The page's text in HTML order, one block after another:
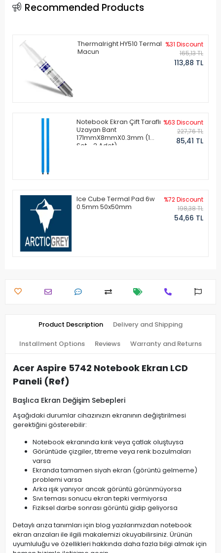
Recommended Products
Thermalright HY510 Termal
Macun
%31 Discount
165,13 TL
113,88 TL
Notebook Ekran Çift Taraflı
Uzayan Bant
171mmX8mmX0.3mm (1
Set - 2 Adet)
%63 Discount
227,76 TL
85,41 TL
Ice Cube Termal Pad 6w
0.5mm 50x50mm
%72 Discount
198,38 TL
54,66 TL
Product Description Delivery and Shipping
Installment Options Reviews Warranty and Returns
Acer Aspire 5742 Notebook Ekran LCD
Paneli (Ref)
Başlıca Ekran Değişim Sebepleri
Aşağıdaki durumlar cihazınızın ekranının değiştirilmesi
gerektiğini gösterebilir:
Notebook ekranında kırık veya çatlak oluştuysa
Görüntüde çizgiler, titreme veya renk bozulmaları
varsa
Ekranda tamamen siyah ekran (görüntü gelmeme)
problemi varsa
Arka ışık yanıyor ancak görüntü görünmüyorsa
Sıvı teması sonucu ekran tepki vermiyorsa
Fiziksel darbe sonrası görüntü gidip geliyorsa
Detaylı arıza tanımları için blog yazılarımızdan notebook
ekran arızaları ile ilgili makalemizi okuyabilirsiniz. Ürünün
uyumluluğu ve özellikleri hakkında daha fazla bilgi almak için